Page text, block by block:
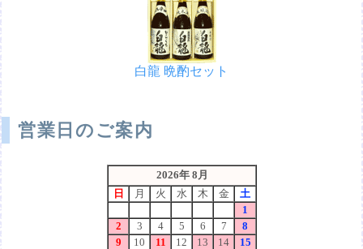
白龍 晩酌セット
営業日のご案内